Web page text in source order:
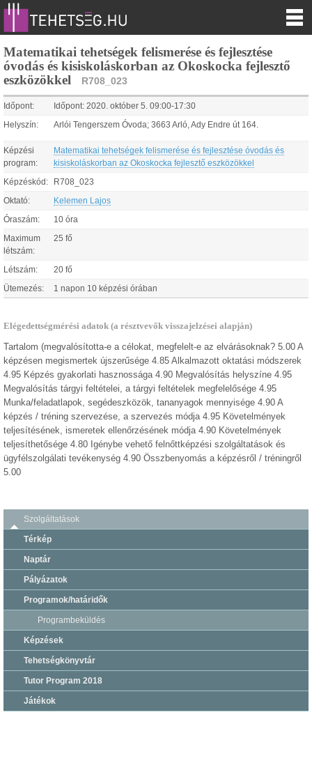
Matematikai tehetségek felismerése és fejlesztése
óvodás és kisiskoláskorban az Okoskocka fejlesztő
eszközökkel
R708_023
Időpont: Időpont: 2020. október 5 09:00-17:30
Helyszín: Arlói Tengerszem Óvoda; 3663 Arló, Ady Endre út 164.
Képzési
program:
Matematikai tehetségek felismerése és fejlesztése óvodás és
kisiskoláskorban az Okoskocka fejlesztő eszközökkel
Képzéskód: R708_023
Oktató: Kelemen Lajos
Óraszám: 10 óra
Maximum
létszám:
25 fő
Létszám: 20 fő
Ütemezés: 1 napon 10 képzési órában
Elégedettségmérési adatok (a résztvevők visszajelzései alapján)
Tartalom (megvalósította-e a célokat, megfelelt-e az elvárásoknak? 5.00 A
képzésen megismertek újszerűsége 4.85 Alkalmazott oktatási módszerek
4.95 Képzés gyakorlati hasznossága 4.90 Megvalósítás helyszíne 4.95
Megvalósítás tárgyi feltételei, a tárgyi feltételek megfelelősége 4.95
Munka/feladatlapok, segédeszközök, tananyagok mennyisége 4.90 A
képzés / tréning szervezése, a szervezés módja 4.95 Követelmények
teljesítésének, ismeretek ellenőrzésének módja 4.90 Követelmények
teljesíthetősége 4.80 Igénybe vehető felnőttképzési szolgáltatások és
ügyfélszolgálati tevékenység 4.90 Összbenyomás a képzésről / tréningről
5.00
Szolgáltatások
Térkép
Naptár
Pályázatok
Programok/határidők
Programbeküldés
Képzések
Tehetségkönyvtár
Tutor Program 2018
Játékok